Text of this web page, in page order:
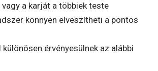
a karját a többiek teste
könnyen elveszítheti a pontos
érvényesülnek az alábbi